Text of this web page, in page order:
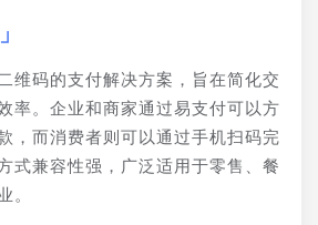
维码的支付解决方案，旨在简化交
率。企业和商家通过易支付可以方
，而消费者则可以通过手机扫码完
式兼容性强，广泛适用于零售、餐
。